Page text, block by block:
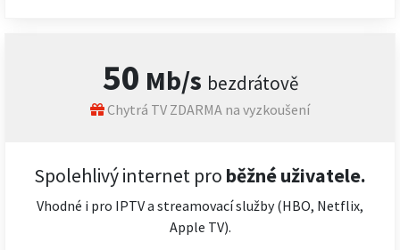
50 Mb/s bezdrátově
Chytrá TV ZDARMA na vyzkoušení
Spolehlivý internet pro běžné uživatele.
Vhodné i pro IPTV a streamovací služby (HBO, Netflix,
Apple TV).